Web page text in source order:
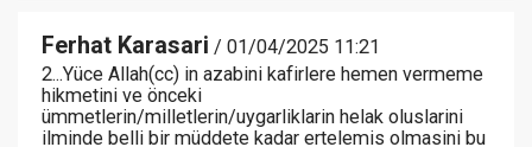
Ferhat Karasari / 01/04/2025 11:21
2...Yüce Allah(cc) in azabini kafirlere hemen vermeme
hikmetini ve önceki
ümmetlerin/milletlerin/uygarliklarin helak oluslarini
ilminde belli bir müddete kadar ertelemis olmasini bu